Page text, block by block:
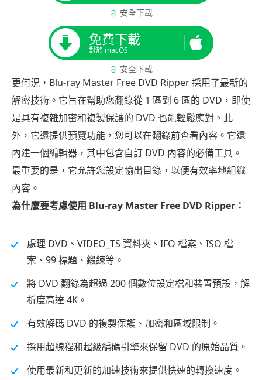
安全下載
免費下載
對於 macOS
安全下載
更何況，Blu-ray Master Free DVD Ripper 採用了最新的
解密技術。它旨在幫助您翻錄從 1 區到 6 區的 DVD，即使
是具有複雜加密和複製保護的 DVD 也能輕鬆應對。此
外，它還提供預覽功能，您可以在翻錄前查看內容。它還
內建一個編輯器，其中包含自訂 DVD 內容的必備工具。
最重要的是，它允許您設定輸出目錄，以便有效率地組織
內容。
為什麼要考慮使用 Blu-ray Master Free DVD Ripper：
處理 DVD、VIDEO_TS 資料夾、IFO 檔案、ISO 檔
案、99 標題、鍛鍊等。
將 DVD 翻錄為超過 200 個數位設定檔和裝置預設，解
析度高達 4K。
有效解碼 DVD 的複製保護、加密和區域限制。
採用超線程和超級編碼引擎來保留 DVD 的原始品質。
使用最新和更新的加速技術來提供快速的轉換速度。